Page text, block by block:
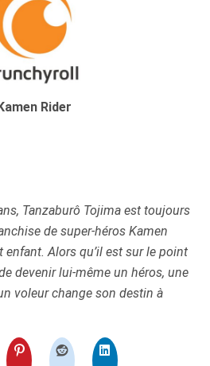
Rider
Tanzaburô Tojima est toujours
de super-héros Kamen
enfant. Alors qu’il est sur le point
devenir lui-même un héros, une
voleur change son destin à